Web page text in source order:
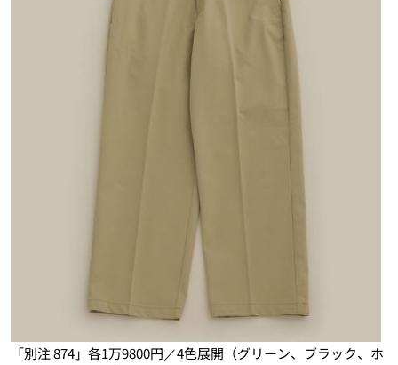
「別注 874」各1万9800円／4色展開（グリーン、ブラック、ホ